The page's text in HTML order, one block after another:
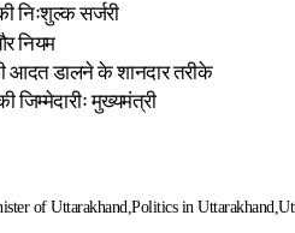
सर्जरी
नियम
आदत डालने के शानदार तरीके
मुख्यमंत्री
of Uttarakhand Politics in Uttarakhand